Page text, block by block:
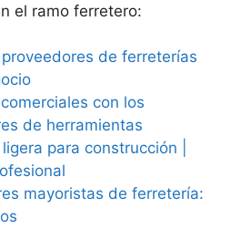
el ramo ferretero:
de ferreterías
con los
de herramientas
para construcción |
mayoristas de ferretería: